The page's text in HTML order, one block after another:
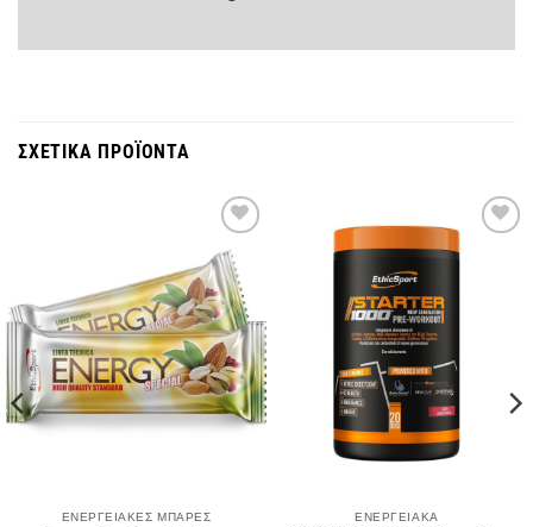
ΣΧΕΤΙΚΆ ΠΡΟΪΌΝΤΑ
Wishlist
ΕΝΕΡΓΕΙΑΚΈΣ ΜΠΆΡΕΣ ΕΝΕΡΓΕΙΑΚΆ